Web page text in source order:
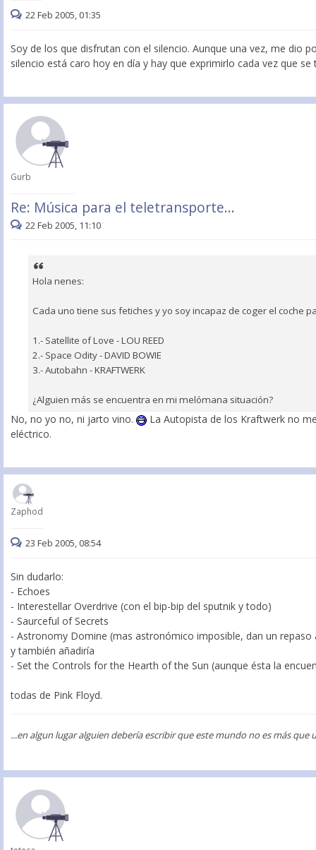
22 Feb 2005, 01:35
Soy de los que disfrutan con el silencio. Aunque una vez, me dio
silencio está caro hoy en día y hay que exprimirlo cada vez que se
Gurb
Re: Música para el teletransporte...
22 Feb 2005, 11:10
Hola nenes:
Cada uno tiene sus fetiches y yo soy incapaz de coger el coche
1.- Satellite of Love - LOU REED
2.- Space Odity - DAVID BOWIE
3.- Autobahn - KRAFTWERK
¿Alguien más se encuentra en mi melómana situación?
No, no yo no, ni jarto vino.
La Autopista de los Kraftwerk no
eléctrico.
Zaphod
23 Feb 2005, 08:54
Sin dudarlo:
- Echoes
- Interestellar Overdrive (con el bip-bip del sputnik y todo)
- Saurceful of Secrets
- Astronomy Domine (mas astronómico imposible, dan un repaso
y también añadiría
- Set the Controls for the Hearth of the Sun (aunque ésta la
todas de Pink Floyd.
...en algun lugar alguien debería escribir que este mundo no es más que